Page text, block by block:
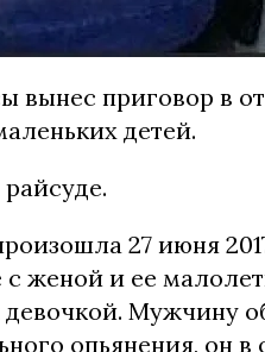
вынес приговор в
детей.
27 июня
женой и ее
Мужчину
опьянения, он в